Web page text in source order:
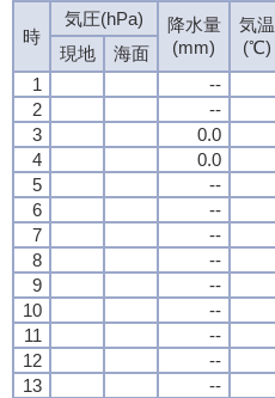
時
気圧(hPa)
降水量
(mm)
気温
(℃)
現地
海面
1
--
2
--
3
0.0
4
0.0
5
--
6
--
7
--
8
--
9
--
10
--
11
--
12
--
13
--
時
気圧(hPa)
降水量
(mm)
気温
(℃)
現地
海面
1
--
2
--
3
0.0
4
0.0
5
--
6
--
7
--
8
--
9
--
10
--
11
--
12
--
13
--
時
気圧(hPa)
降水量
(mm)
気温
(℃)
現地
海面
1
--
2
--
3
0.0
4
0.0
5
--
6
--
7
--
8
--
9
--
10
--
11
--
12
--
13
--
時
気圧(hPa)
降水量
(mm)
気温
(℃)
現地
海面
1
--
2
--
3
0.0
4
0.0
5
--
6
--
7
--
8
--
9
--
10
--
11
--
12
--
13
--